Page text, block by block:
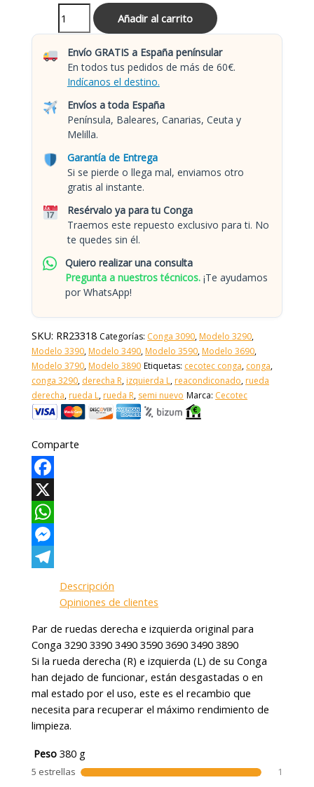
Añadir al carrito
Envío GRATIS a España penínsular
En todos tus pedidos de más de 60€.
Indícanos el destino.
Envíos a toda España
Península, Baleares, Canarias, Ceuta y
Melilla.
Garantía de Entrega
Si se pierde o llega mal, enviamos otro
gratis al instante.
Resérvalo ya para tu Conga
Traemos este repuesto exclusivo para ti. No
te quedes sin él.
Quiero realizar una consulta
Pregunta a nuestros técnicos. ¡Te ayudamos
por WhatsApp!
SKU: RR23318 Categorías: Conga 3090, Modelo 3290,
Modelo 3390, Modelo 3490, Modelo 3590, Modelo 3690,
Modelo 3790, Modelo 3890 Etiquetas: cecotec conga, conga,
conga 3290, derecha R, izquierda L, reacondiconado, rueda
derecha, rueda L, rueda R, semi nuevo Marca: Cecotec
Comparte
Facebook
X
WhatsApp
Messenger
Descripción
Opiniones de clientes
Par de ruedas derecha e izquierda original para
Conga 3290 3390 3490 3590 3690 3490 3890
Si la rueda derecha (R) e izquierda (L) de su Conga
han dejado de funcionar, están desgastadas o en
mal estado por el uso, este es el recambio que
necesita para recuperar el máximo rendimiento de
limpieza.
Peso 380 g
5 estrellas
1